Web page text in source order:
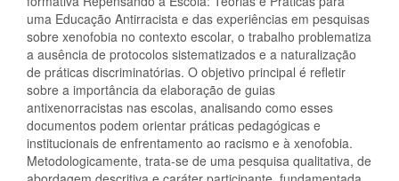
uma Educação Antirracista e das experiências em pesquisas
sobre xenofobia no contexto escolar, o trabalho problematiza
a ausência de protocolos sistematizados e a naturalização
de práticas discriminatórias. O objetivo principal é refletir
sobre a importância da elaboração de guias
antixenorracistas nas escolas, analisando como esses
documentos podem orientar práticas pedagógicas e
institucionais de enfrentamento ao racismo e à xenofobia.
Metodologicamente, trata-se de uma pesquisa qualitativa, de